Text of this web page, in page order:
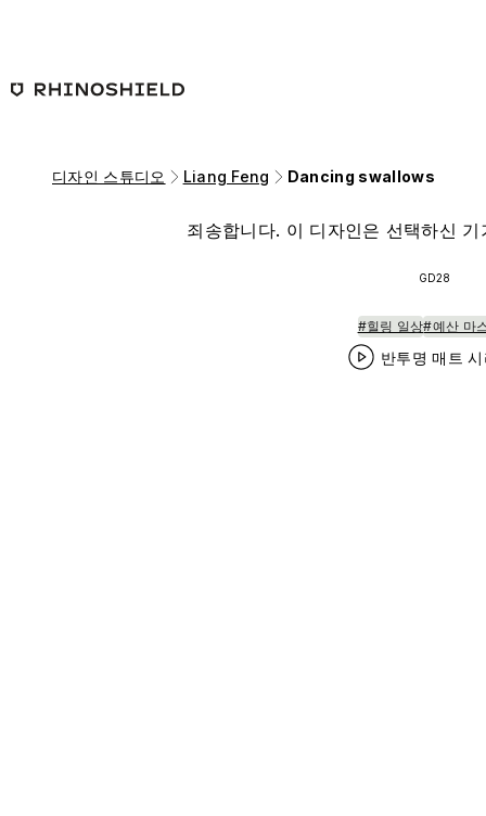
디자인 스튜디오 Liang Feng Dancing swallows
죄송합니다. 이 디자인은 선택하신
GD28
#힐링 일상#예산 마
반투명 매트